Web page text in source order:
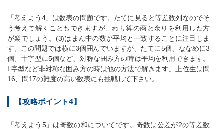
「考えよう4」は数表の問題です。たてに見ると等差数列なのでそ
う考えて解くこともできますが、わり算の商と余りを利用した方
が楽でしょう。(3)はまん中の数が平均と一致することに注目しま
す。この問題では横に3個囲んでいますが、たてに5個、ななめに3
個、十字型に5個など、対称な囲み方の時は平均を利用できます。
L字型など非対称な囲み方の時は他の方法で解きます。上位生は問
16、問17の難度の高い数表にも挑戦して下さい。
【攻略ポイント4】
「考えよう5」は奇数の和についてです。奇数は公差が2の等差数